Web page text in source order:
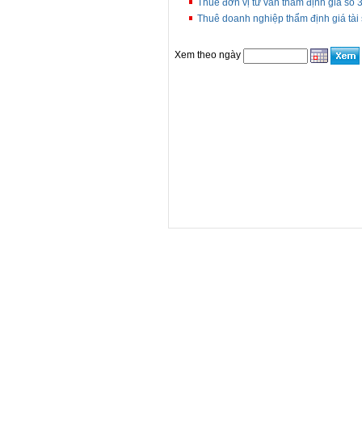
Thuê đơn vị tư vấn thẩm định giá số
Thuê doanh nghiệp thẩm định giá
Xem theo ngày